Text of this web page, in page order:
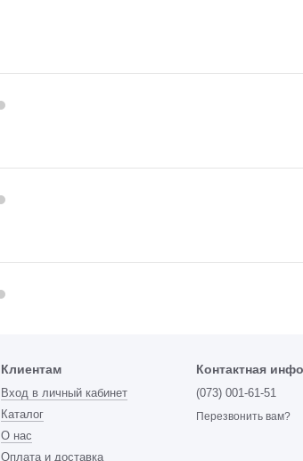
Клиентам
Вход в личный кабинет
Каталог
О нас
Оплата и доставка
Контактная
(073) 001-61-51
Перезвонить вам?